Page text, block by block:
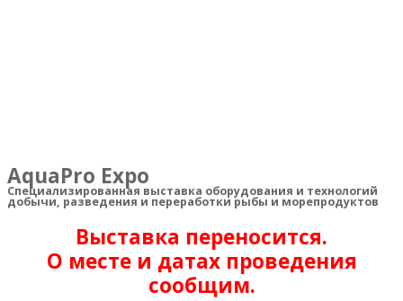
AquaPro Expo
Специализированная выставка оборудования и технологий
добычи, разведения и переработки рыбы и морепродуктов
Выставка переносится.
О месте и датах проведения
сообщим.